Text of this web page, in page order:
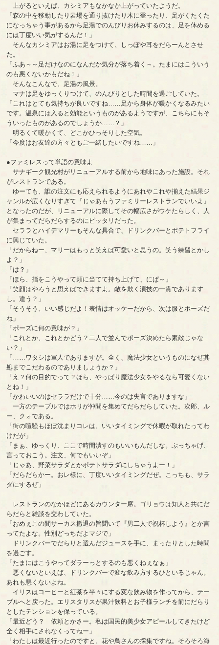
上がるといえば、カシミアもなかなか上がっていたようだ。
「森の中を移動したり岩場を通り抜けたり木に登ったり、足がくたくた
になっちゃう事があるから足湯でのんびりお休みするのは、足を休める
には丁度いい気がするんだ！」
そんなカシミアはお湯に足をつけて、しっぽや耳をだらーんとさせ
た。
「ふあ～～足だけなのになんだか気分が落ち着く～。たまにはこういう
のも悪くないかもだね！」
そんなこんなで、足湯の風景。
マナは足をゆっくりつけて、のんびりとした時間を過ごしていた。
「これはとても気持ちが良いですね……足から身体が暖かくなるみたい
です。温泉には入ると効能というものがあるようですが、こちらにもそ
ういったものがあるのでしょうか……？」
明るくて暖かくて、どこかひっそりした空気。
「今度はお友達の方々ともご一緒したいですね……」
●ファミレスって単語の意味よ
サナギーク観光村がリニューアルする前から地味にあった施設。それ
がレストランである。
ゆーても、誰の注文にも応えられるようにあれやこれや揃えた結果ジ
ャンルが広くなりすぎて『じゃあもうファミリーレストランでいいよ』
となったのだが、リニューアルに際してその幅広さがウケたらしく、人
が集まってだらだらするのにピッタリだった。
セララとハイデマリーもそんな具合で、ドリンクバーとポテトフライ
に興じていた。
「だからねー、マリーはもっと笑えば可愛いと思うの。笑う練習とかし
よ？」
「は？」
「ほら、指をこうやって頬に当てて持ち上げて、にぱ～」
「笑顔はやろうと思えばできますよ。敵を欺く演技の一貫であります
し。違う？」
「そうそう、いい感じだよ！表情はオッケーだから、次は服とポーズだ
ね」
「ポーズに何の意味が？」
「これとか、これとかどう？二人で並んでポーズ決めたら素敵じゃな
い？」
「……ワタシは軍人でありますが。全く、魔法少女というものになぜ其
処までこだわるのでありましょうか？」
「え？何の目的でって？ほら、やっぱり魔法少女をやるなら可愛くない
とね！」
「かわいいのはセララだけで十分……今のは失言でありますな」
一方のテーブルではホリが仲間を集めてだらだらしていた。次郎、ル
ー、クォである。
「街の喧騒もほぼ沈まりコレは、いいタイミングで休暇が取れたってわ
けだが」
「まぁ、ゆっくり、ここで時間潰すのもいいもんだしな。ぶっちゃげ、
言っておこう。注文、何でもいいぞ」
「じゃあ、野菜サラダとかポテトサラダにしちゃうよー！」
「だらだらかー。おレ様に、丁度いいタイミングだぜ。こっちも、サラ
ダにするぜ」
レストランのなかほどにあるカウンター席。ゴリョウは知人と共にだ
らだらと雑談を交わしていた。
「おめぇこの間サーカス撤退の旨聞いて『男二人で祝杯しよう』とか言
ってたよな。性別どっちだよマジで」
ドリンクバーでだらりと選んだジュースを手に、まったりとした時間
を過ごす。
「たまにはこうやってダラーっとするのも悪くねぇなぁ」
悪くないといえば、ドリンクバーで変な飲み方するひといるじゃん。
あれも悪くないよね。
イリスはコーヒーと紅茶を半々にする変な飲み物を作ってから、テー
ブルへと戻った。エリスタリスが果汁飲料とお子様ランチを前にだらり
としたテンションを保っている。
「最近どう？ 依頼とかさー。私は国民的美少女アピールしてきたけど
全く相手にされなくってねー」
「わたしは最近行ったのですと、花や鳥さんの採集ですね。そろそろ海